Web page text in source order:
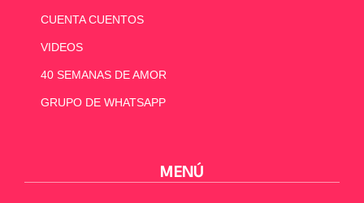
CUENTA CUENTOS
VIDEOS
40 SEMANAS DE AMOR
GRUPO DE WHATSAPP
MENÚ